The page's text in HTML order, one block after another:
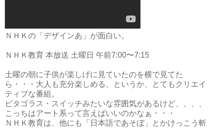
ＮＨＫの「デザインあ」が面白い。
ＮＨＫ教育 本放送 土曜日 午前7:00〜7:15
土曜の朝に子供が楽しげに見ていたのを横で見てた
ら・・・大人も充分楽しめる、というか、とてもクリエイ
ティブな番組。
ピタゴラス・スイッチみたいな雰囲気があるけど、、、、
こっちはアート系って言えばいいのかなぁ・・・
ＮＨＫ教育は、他にも「日本語であそぼ」とかけっこう斬